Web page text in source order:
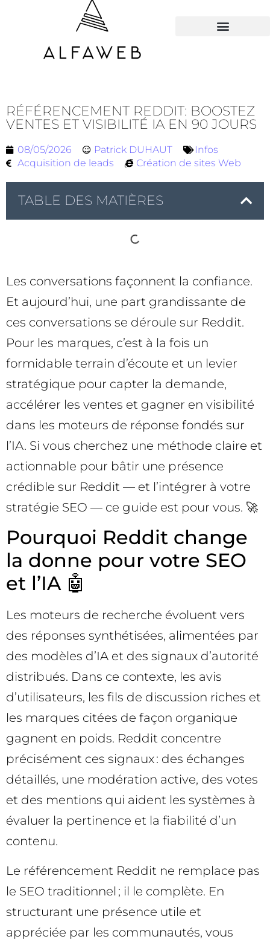
RÉFÉRENCEMENT REDDIT: BOOSTEZ
VENTES ET VISIBILITÉ IA EN 90 JOURS
08/05/2026 Patrick DUHAUT
Infos
Acquisition de leads
Création de sites Web
TABLE DES MATIÈRES
Les conversations façonnent la confiance.
Et aujourd’hui, une part grandissante de
ces conversations se déroule sur Reddit.
Pour les marques, c’est à la fois un
formidable terrain d’écoute et un levier
stratégique pour capter la demande,
accélérer les ventes et gagner en visibilité
dans les moteurs de réponse fondés sur
l’IA. Si vous cherchez une méthode claire et
actionnable pour bâtir une présence
crédible sur Reddit — et l’intégrer à votre
stratégie SEO — ce guide est pour vous. 🚀
Pourquoi Reddit change
la donne pour votre SEO
et l’IA 🤖
Les moteurs de recherche évoluent vers
des réponses synthétisées, alimentées par
des modèles d’IA et des signaux d’autorité
distribués. Dans ce contexte, les avis
d’utilisateurs, les fils de discussion riches et
les marques citées de façon organique
gagnent en poids. Reddit concentre
précisément ces signaux : des échanges
détaillés, une modération active, des votes
et des mentions qui aident les systèmes à
évaluer la pertinence et la fiabilité d’un
contenu.
Le référencement Reddit ne remplace pas
le SEO traditionnel ; il le complète. En
structurant une présence utile et
appréciée par les communautés, vous